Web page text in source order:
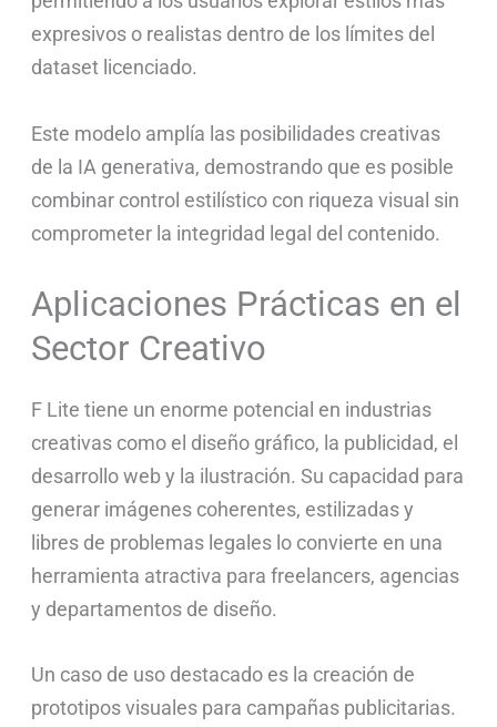
expresivos o realistas dentro de los límites del
dataset licenciado.
Este modelo amplía las posibilidades creativas
de la IA generativa, demostrando que es posible
combinar control estilístico con riqueza visual sin
comprometer la integridad legal del contenido.
Aplicaciones Prácticas en el
Sector Creativo
F Lite tiene un enorme potencial en industrias
creativas como el diseño gráfico, la publicidad, el
desarrollo web y la ilustración. Su capacidad para
generar imágenes coherentes, estilizadas y
libres de problemas legales lo convierte en una
herramienta atractiva para freelancers, agencias
y departamentos de diseño.
Un caso de uso destacado es la creación de
prototipos visuales para campañas publicitarias.